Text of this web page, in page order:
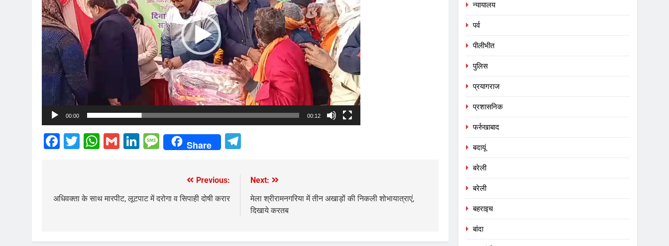
00:00 00:12
Facebook
Twitter
WhatsApp
GmailLinkedIn
Message
Share
navigation
Previous:
अधिवक्ता के साथ मारपीट, लूटपाट में दरोगा व सिपाही दोषी करार
Next:
मेला श्रीरामनगरिया में तीन अखाड़ों की निकली शोभायात्राएं,
दिखाये करतब
न्यायालय
पर्व
पीलीभीत
पुलिस
प्रयागराज
प्रशासनिक
फर्रुखाबाद
बदायूं
बरेली
बरेली
बहराइच
बांदा